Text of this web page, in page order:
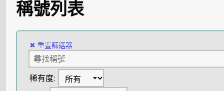
稱號列表
✖ 重置篩選器
稀有度: